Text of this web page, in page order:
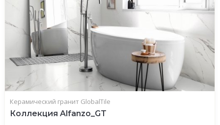
Керамический гранит GlobalTile
Коллекция Alfanzo_GT